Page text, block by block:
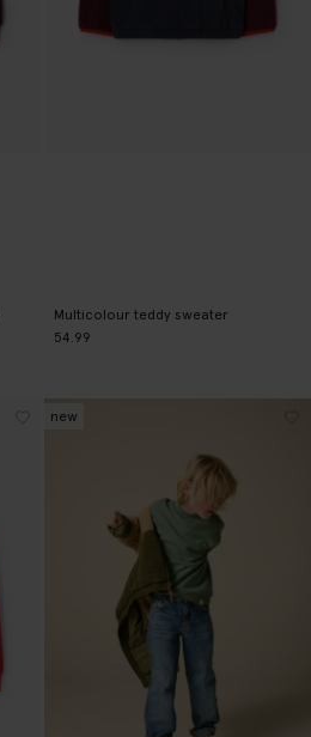
Multicolour teddy sweater
54.99
new